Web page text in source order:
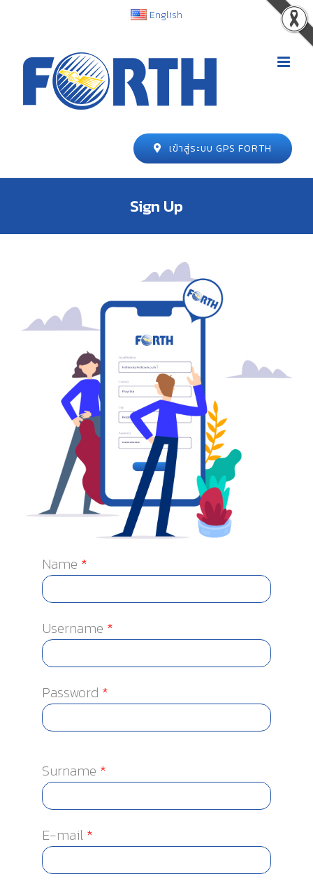
English
เข้าสู่ระบบ GPS FORTH
Sign Up
Name *
Username *
Password *
Surname *
E-mail *